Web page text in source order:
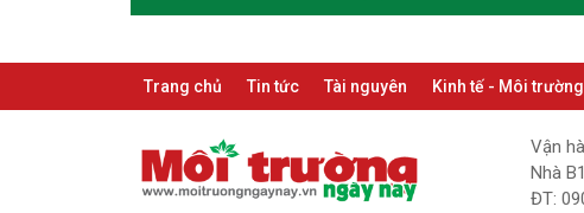
Trang chủ Tin tức Tài nguyên Kinh tế - Môi trường
Vận
Nhà
ĐT: